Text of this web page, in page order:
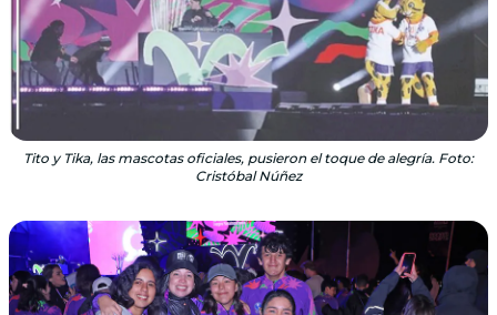
Tito y Tika, las mascotas oficiales, pusieron el toque de alegría. Foto:
Cristóbal Núñez